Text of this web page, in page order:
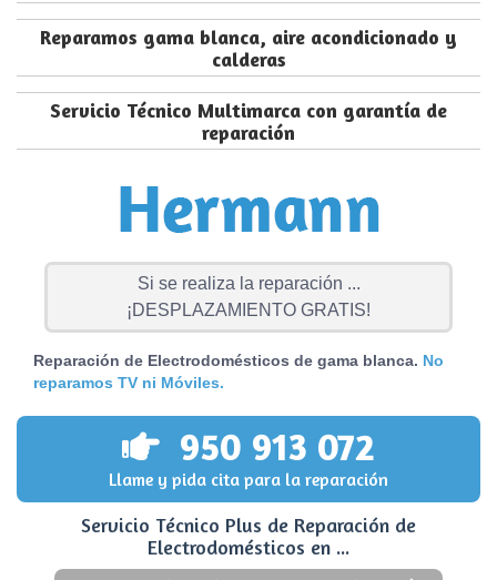
Reparamos gama blanca, aire acondicionado y
calderas
Servicio Técnico Multimarca con garantía de
reparación
Si se realiza la reparación ...
¡DESPLAZAMIENTO GRATIS!
Reparación de Electrodomésticos de gama blanca. No
reparamos TV ni Móviles.
950 913 072
Llame y pida cita para la reparación
Servicio Técnico Plus de Reparación de
Electrodomésticos en ...